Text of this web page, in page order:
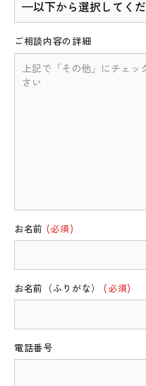
ご相談内容の詳細
お名前 (必須)
お名前（ふりがな）(必須)
電話番号